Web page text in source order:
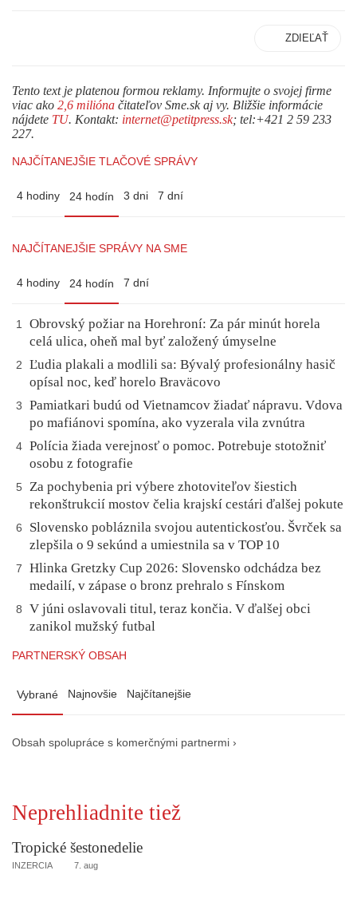
ZDIEĽAŤ
Tento text je platenou formou reklamy. Informujte o svojej firme
viac ako 2,6 milióna čitateľov Sme.sk aj vy. Bližšie informácie
nájdete TU. Kontakt: internet@petitpress.sk; tel:+421 2 59 233
227.
NAJČÍTANEJŠIE TLAČOVÉ SPRÁVY
4 hodiny 24 hodín 3 dni 7 dní
NAJČÍTANEJŠIE SPRÁVY NA SME
4 hodiny 24 hodín 7 dní
1
Obrovský požiar na Horehroní: Za pár minút horela
celá ulica, oheň mal byť založený úmyselne
2
Ľudia plakali a modlili sa: Bývalý profesionálny hasič
opísal noc, keď horelo Braväcovo
3
Pamiatkari budú od Vietnamcov žiadať nápravu. Vdova
po mafiánovi spomína, ako vyzerala vila zvnútra
4 Polícia žiada verejnosť o pomoc. Potrebuje stotožniť
osobu z fotografie
5
Za pochybenia pri výbere zhotoviteľov šiestich
rekonštrukcií mostov čelia krajskí cestári ďalšej pokute
6
Slovensko pobláznila svojou autentickosťou. Švrček sa
zlepšila o 9 sekúnd a umiestnila sa v TOP 10
7
Hlinka Gretzky Cup 2026: Slovensko odchádza bez
medailí, v zápase o bronz prehralo s Fínskom
8
V júni oslavovali titul, teraz končia. V ďalšej obci
zanikol mužský futbal
PARTNERSKÝ OBSAH
Vybrané Najnovšie Najčítanejšie
Obsah spolupráce s komerčnými partnermi ›
Neprehliadnite tiež
Tropické šestonedelie
INZERCIA 7. aug